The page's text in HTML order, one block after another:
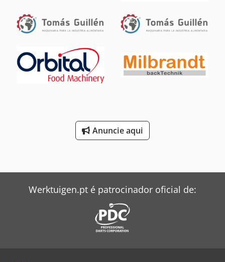
cabeça em aço inoxidável. - Proteções e resguardos de
segurança em aço inoxidável. - Produção máxima: 250
latas/min. - Produção no formato atual (1/4 CLUB) operado
pela máquina é de aproximadamente 150 latas/minuto.
Dados técnicos: Diagonal máxima: 160 mm Largura mín.-
máx.: 45-110 mm Altura mín.-máx.: 20-250 mm Selador
rotativo com guias * A produção pode variar dependendo
Anuncie aqui
Werktuigen.pt é patrocinador oficial de: